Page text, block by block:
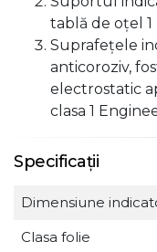
tablă de oţel 1
Suprafeţele
anticoroziv,
electrostatic
clasa 1
Specificații
Dimensiune
Clasa folie